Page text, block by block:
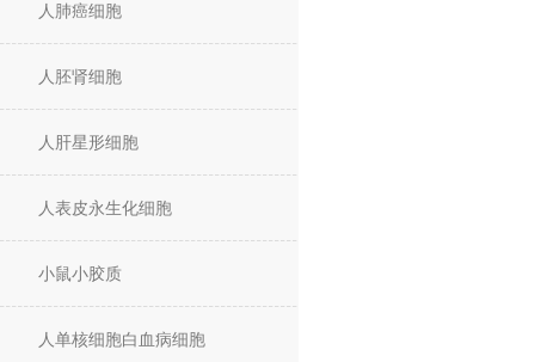
人肺癌细胞
人胚肾细胞
人肝星形细胞
人表皮永生化细胞
小鼠小胶质
人单核细胞白血病细胞